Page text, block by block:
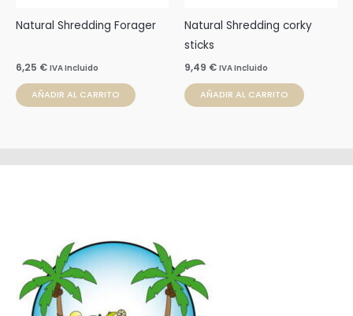
Natural Shredding Forager
6,25 € IVA Incluido
AÑADIR AL CARRITO
Natural Shredding corky
sticks
9,49 € IVA Incluido
AÑADIR AL CARRITO